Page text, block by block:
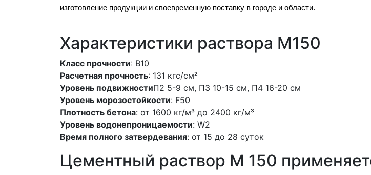
изготовление продукции и своевременную поставку в городе и области.
Характеристики раствора M150
Класс прочности: В10
Расчетная прочность: 131 кгс/см²
Уровень подвижностиП2 5-9 см, П3 10-15 см, П4 16-20 см
Уровень морозостойкости: F50
Плотность бетона: от 1600 кг/м³ до 2400 кг/м³
Уровень водонепроницаемости: W2
Время полного затвердевания: от 15 до 28 суток
Цементный раствор M 150